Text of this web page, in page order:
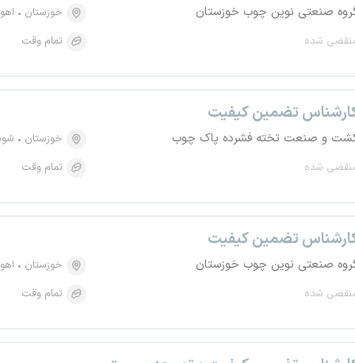
صنعتی نوین چوب خوزستان
شده
خوزستان
تمام وقت
تضمین کیفیت
و صنعت تخته فشرده پاک چوب
شده
خوزستان
تمام وقت
تضمین کیفیت
صنعتی نوین چوب خوزستان
شده
خوزستان
تمام وقت